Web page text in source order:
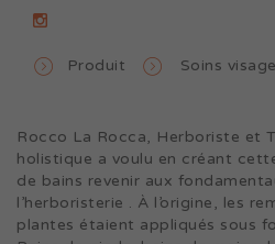
Produit Soins
Rocco La Rocca, Herboriste et
holistique a voulu en créant
de bains revenir aux
l’herboristerie . À l’origine, les
plantes étaient appliqués sous